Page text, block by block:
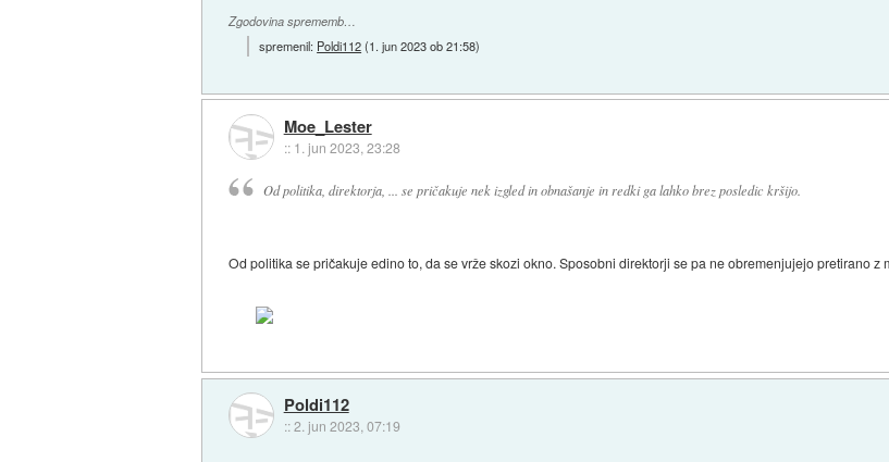
Zgodovina sprememb…
spremenil: Poldi112(1. jun 2023 ob 21:58)
Moe_Lester
:: 1. jun 2023, 23:28
Od politika, direktorja, ... se pričakuje nek izgled in obnašanje in redki ga lahko brez posledic kršijo.
Od politika se pričakuje edino to, da se vrže skozi okno. Sposobni direktorji se pa ne obremenjujejo pretirano z
Poldi112
::2. jun 2023, 07:19